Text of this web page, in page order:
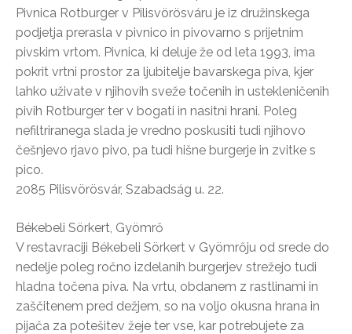
Pivnica Rotburger v Pilisvörösváru je iz družinskega
podjetja prerasla v pivnico in pivovarno s prijetnim
pivskim vrtom. Pivnica, ki deluje že od leta 1993, ima
pokrit vrtni prostor za ljubitelje bavarskega piva, kjer
lahko uživate v njihovih sveže točenih in ustekleničenih
pivih Rotburger ter v bogati in nasitni hrani. Poleg
nefiltriranega slada je vredno poskusiti tudi njihovo
češnjevo rjavo pivo, pa tudi hišne burgerje in zvitke s
pico.
2085 Pilisvörösvár, Szabadság u. 22.
Békebeli Sörkert, Gyömrő
V restavraciji Békebeli Sörkert v Gyömrőju od srede do
nedelje poleg ročno izdelanih burgerjev strežejo tudi
hladna točena piva. Na vrtu, obdanem z rastlinami in
zaščitenem pred dežjem, so na voljo okusna hrana in
pijača za potešitev žeje ter vse, kar potrebujete za